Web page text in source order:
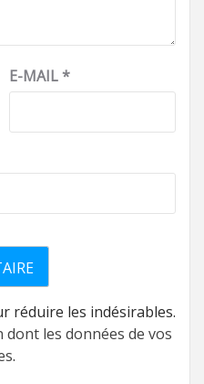
E-MAIL*
réduire les indésirables.
les données de vos
.